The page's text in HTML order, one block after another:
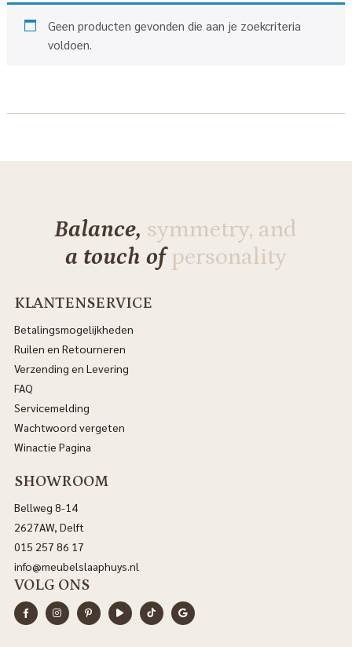
Geen producten gevonden die aan je zoekcriteria
voldoen.
Balance, symmetry, and
a touch ofpersonality
KLANTENSERVICE
Betalingsmogelijkheden
Ruilen en Retourneren
Verzending en Levering
FAQ
Servicemelding
Wachtwoord vergeten
Winactie Pagina
SHOWROOM
Bellweg 8-14
2627AW, Delft
015 257 86 17
info@meubelslaaphuys.nl
VOLG ONS